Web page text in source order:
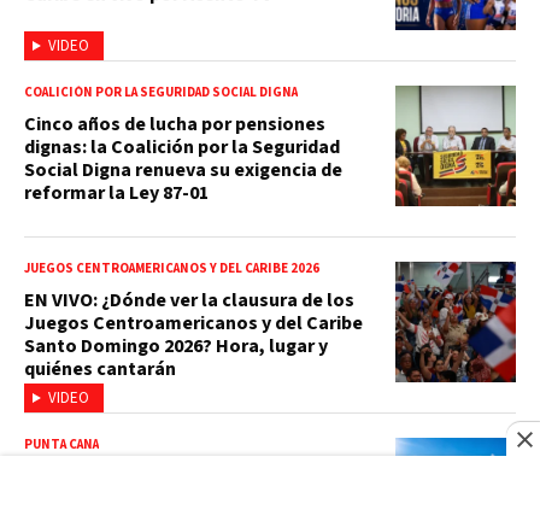
VIDEO
COALICIÓN POR LA SEGURIDAD SOCIAL DIGNA
Cinco años de lucha por pensiones
dignas: la Coalición por la Seguridad
Social Digna renueva su exigencia de
reformar la Ley 87-01
VIDEO
JUEGOS CENTROAMERICANOS Y DEL CARIBE 2026
EN VIVO: ¿Dónde ver la clausura de los
Juegos Centroamericanos y del Caribe
Santo Domingo 2026? Hora, lugar y
quiénes cantarán
PUNTA CANA